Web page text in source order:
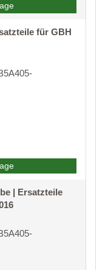
für GBH
| Ersatzteile